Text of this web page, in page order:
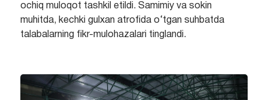
ochiq muloqot tashkil etildi. Samimiy va sokin
muhitda, kechki gulxan atrofida o‘tgan suhbatda
talabalarning fikr-mulohazalari tinglandi.